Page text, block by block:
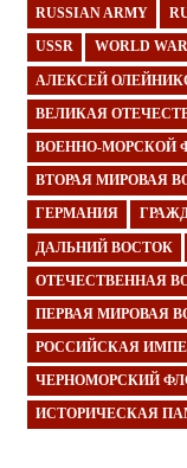
RUSSIAN ARMY
USSR WORLD
АЛЕКСЕЙ
ВЕЛИКАЯ
ВОЕННО-МОРСКОЙ
ВТОРАЯ МИРОВАЯ
ГЕРМАНИЯ
ДАЛЬНИЙ ВОСТОК
ОТЕЧЕСТВЕННАЯ
ПЕРВАЯ МИРОВАЯ
РОССИЙСКАЯ
ЧЕРНОМОРСКИЙ
ИСТОРИЧЕСКАЯ